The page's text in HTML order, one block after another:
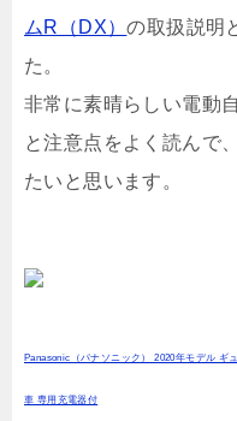
ムR（DX）の取扱説明
た。
非常に素晴らしい電動
と注意点をよく読んで
たいと思います。
Panasonic（パナソニック） 2020年モデル ギ
車 専用充電器付